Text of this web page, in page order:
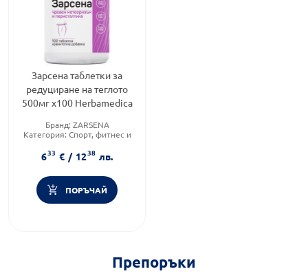
Зарсена таблетки за
редуциране на теглото
500мг х100 Herbamedica
Бранд: ZARSENA
Категория: Спорт, фитнес и
Форма на продукта: таблетки
633 € / 1238 лв.
ПОРЪЧАЙ
Препоръки